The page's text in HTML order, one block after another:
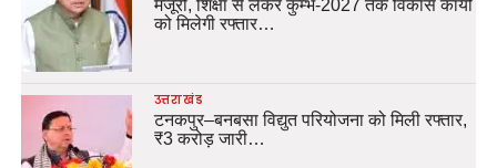
मंजूरी, शिक्षा से लेकर कुम्भ-2027 तक विकास कार्यों
को मिलेगी रफ्तार…
उत्तराखंड
टनकपुर–बनबसा विद्युत परियोजना को मिली रफ्तार,
₹3 करोड़ जारी…